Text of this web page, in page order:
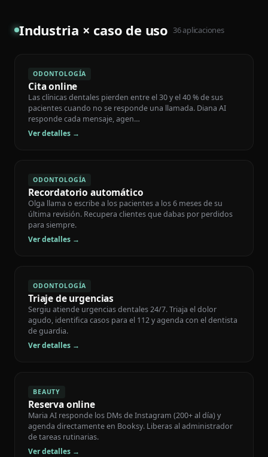
Industria × caso de uso 36aplicaciones
ODONTOLOGÍA
Cita online
Las clínicas dentales pierden entre el 30 y el 40 % de sus
pacientes cuando no se responde una llamada. Diana AI
responde cada mensaje, agen…
Ver detalles →
ODONTOLOGÍA
Recordatorio automático
Olga llama o escribe a los pacientes a los 6 meses de su
última revisión. Recupera clientes que dabas por perdidos
para siempre.
Ver detalles →
ODONTOLOGÍA
Triaje de urgencias
Sergiu atiende urgencias dentales 24/7. Triaja el dolor
agudo, identifica casos para el 112 y agenda con el dentista
de guardia.
Ver detalles →
BEAUTY
Reserva online
Maria AI responde los DMs de Instagram (200+ al día) y
agenda directamente en Booksy. Liberas al administrador
de tareas rutinarias.
Ver detalles →